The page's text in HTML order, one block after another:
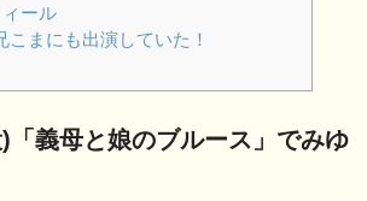
ール
こまにも出演していた！
「義母と娘のブルース」でみゆ